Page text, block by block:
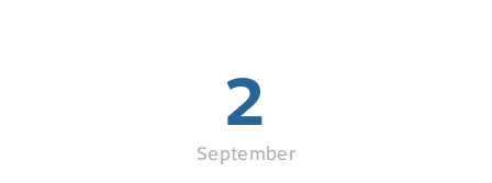
2
September